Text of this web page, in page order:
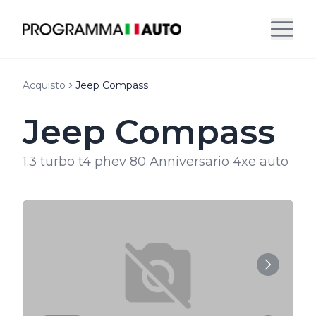
Acquisto Jeep Compass
Jeep Compass
1.3 turbo t4 phev 80 Anniversario 4xe auto